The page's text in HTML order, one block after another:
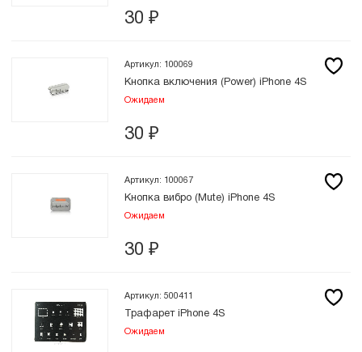
30 ₽
Артикул: 100069
Кнопка включения (Power) iPhone 4S
Ожидаем
30 ₽
Артикул: 100067
Кнопка вибро (Mute) iPhone 4S
Ожидаем
30 ₽
Артикул: 500411
Трафарет iPhone 4S
Ожидаем